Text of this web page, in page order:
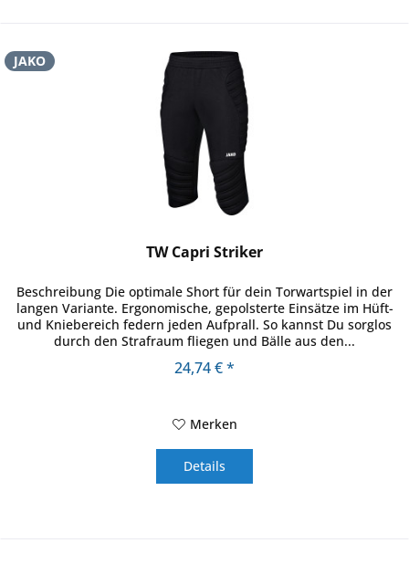
JAKO
TW Capri Striker
Beschreibung Die optimale Short für dein Torwartspiel in der
langen Variante. Ergonomische, gepolsterte Einsätze im Hüft-
und Kniebereich federn jeden Aufprall. So kannst Du sorglos
durch den Strafraum fliegen und Bälle aus den...
24,74 € *
Merken
Details